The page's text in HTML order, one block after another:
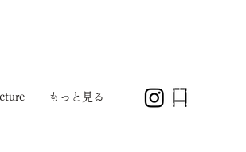
もっと見る